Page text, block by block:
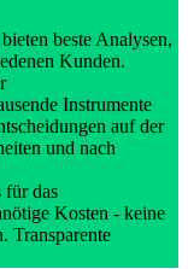
beste Analysen,
Kunden.
Instrumente
auf der
und nach
für das
Kosten - keine
Transparente